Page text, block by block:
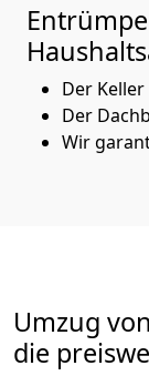
Der
Der
Wir
Umzug von
die